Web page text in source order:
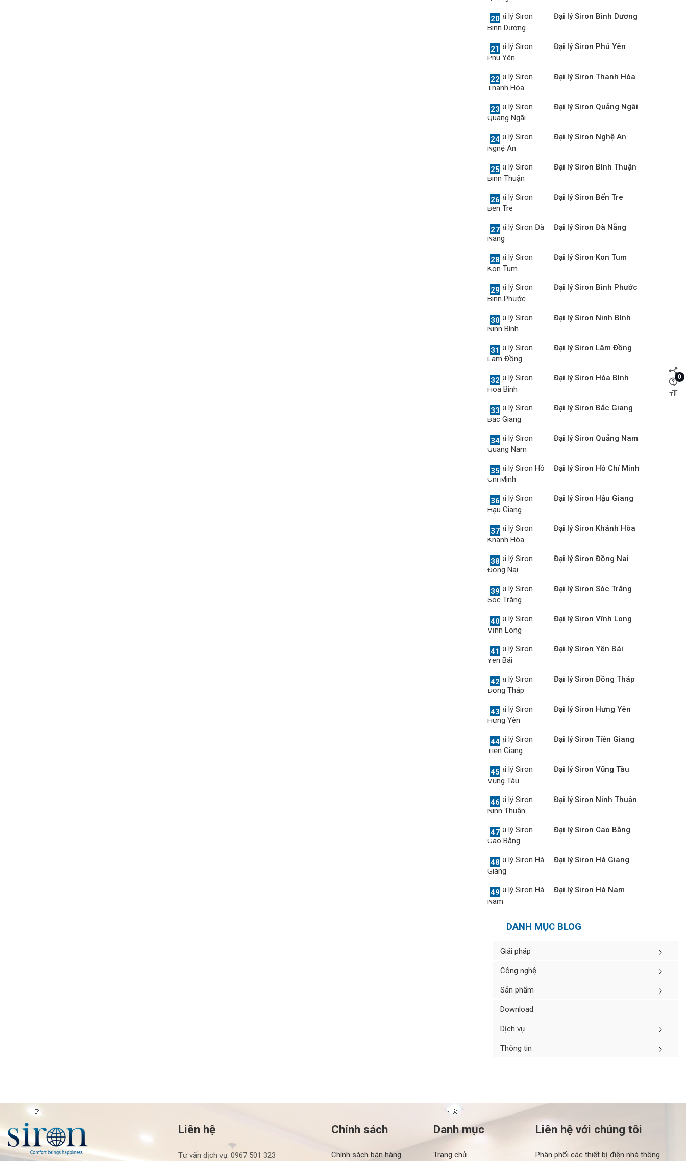
0
Đại lý Siron Bình Dương
Đại lý Siron Phú Yên
Đại lý Siron Thanh Hóa
Đại lý Siron Quảng Ngãi
Đại lý Siron Nghệ An
Đại lý Siron Bình Thuận
Đại lý Siron Bến Tre
Đại lý Siron Đà Nẵng
Đại lý Siron Kon Tum
Đại lý Siron Bình Phước
Đại lý Siron Ninh Bình
Đại lý Siron Lâm Đồng
Đại lý Siron Hòa Bình
Đại lý Siron Bắc Giang
Đại lý Siron Quảng Nam
Đại lý Siron Hồ Chí Minh
Đại lý Siron Hậu Giang
Đại lý Siron Khánh Hòa
Đại lý Siron Đồng Nai
Đại lý Siron Sóc Trăng
Đại lý Siron Vĩnh Long
Đại lý Siron Yên Bái
Đại lý Siron Đồng Tháp
Đại lý Siron Hưng Yên
Đại lý Siron Tiền Giang
Đại lý Siron Vũng Tàu
Đại lý Siron Ninh Thuận
Đại lý Siron Cao Bằng
Đại lý Siron Hà Giang
Đại lý Siron Hà Nam
DANH MỤC BLOG
Giải pháp
Công nghệ
Sản phẩm
Download
Dịch vụ
Thông tin
Liên hệ
Tư vấn dịch vụ: 0967 501 323
Chính sách
Chính sách bán hàng
Danh mục
Trang chủ
Liên hệ với chúng tôi
Phân phối các thiết bị điện nhà thông